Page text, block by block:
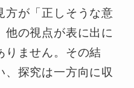
方が「正しそうな意
他の視点が表に出に
りません。その結
探究は一方向に収